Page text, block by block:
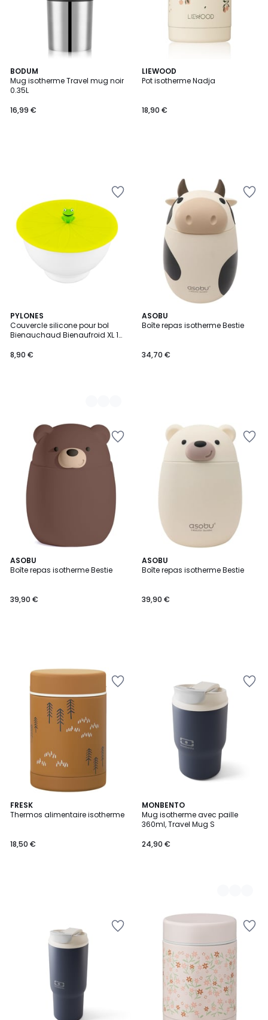
BODUM
Mug isotherme Travel mug noir
0.35L
16,99 €
LIEWOOD
Pot isotherme Nadja
18,90 €
PYLONES
Couvercle silicone pour bol
Bienauchaud Bienaufroid XL 15
8,90 €
5
Couleurs
ASOBU
Boîte repas isotherme Bestie
34,70 €
ASOBU
Boîte repas isotherme Bestie
39,90 €
ASOBU
Boîte repas isotherme Bestie
39,90 €
FRESK
Thermos alimentaire isotherme
18,50 €
MONBENTO
Mug isotherme avec paille
360ml, Travel Mug S
24,90 €
3
Couleurs